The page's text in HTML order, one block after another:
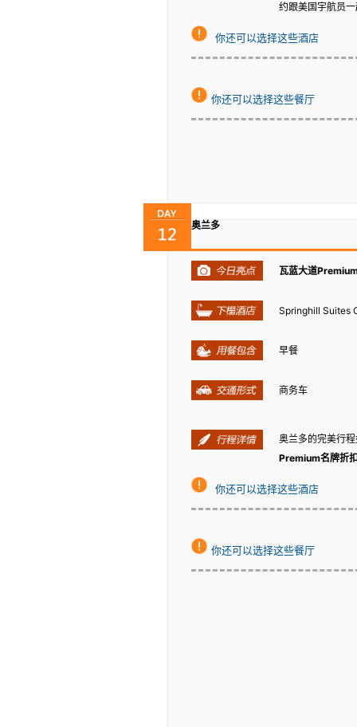
约跟美国宇航员
你还可以选择这些酒店
你还可以选择这些餐厅
奥兰多
瓦蓝大道
Springhill Suites
早餐
商务车
奥兰多的完美行
Premium名牌折
你还可以选择这些酒店
你还可以选择这些餐厅